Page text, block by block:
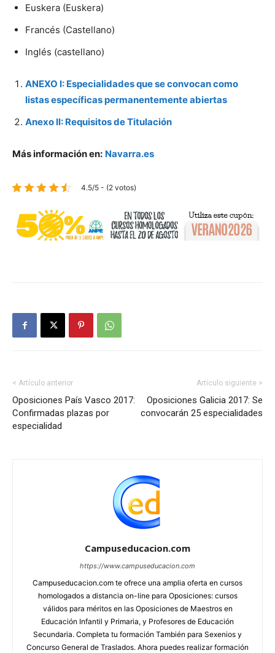
Euskera (Euskera)
Francés (Castellano)
Inglés (castellano)
ANEXO I: Especialidades que se convocan como
listas específicas permanentemente abiertas
Anexo II: Requisitos de Titulación
Más información en: Navarra.es
4.5/5 - (2 votos)
< Artículo anterior
Oposiciones País Vasco 2017:
Confirmadas plazas por
especialidad
Artículo siguiente >
Oposiciones Galicia 2017: Se
convocarán 25 especialidades
Campuseducacion.com
https://www.campuseducacion.com
Campuseducacion.com te ofrece una amplia oferta en cursos
homologados a distancia on-line para Oposiciones: cursos
válidos para méritos en las Oposiciones de Maestros en
Educación Infantil y Primaria, y Profesores de Educación
Secundaria. Completa tu formación También para Sexenios y
Concurso General de Traslados. Ahora puedes realizar formación